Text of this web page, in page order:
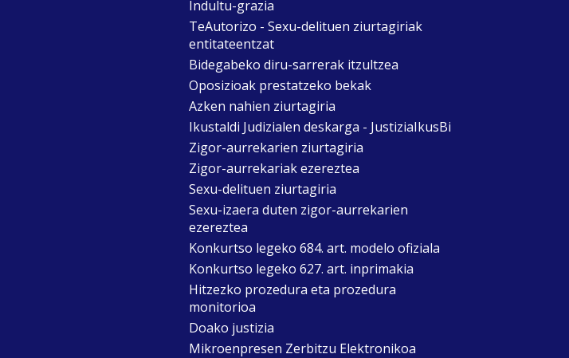
Indultu-grazia
TeAutorizo - Sexu-delituen ziurtagiriak
entitateentzat
Bidegabeko diru-sarrerak itzultzea
Oposizioak prestatzeko bekak
Azken nahien ziurtagiria
Ikustaldi Judizialen deskarga - JustiziaIkusBi
Zigor-aurrekarien ziurtagiria
Zigor-aurrekariak ezereztea
Sexu-delituen ziurtagiria
Sexu-izaera duten zigor-aurrekarien
ezereztea
Konkurtso legeko 684. art. modelo ofiziala
Konkurtso legeko 627. art. inprimakia
Hitzezko prozedura eta prozedura
monitorioa
Doako justizia
Mikroenpresen Zerbitzu Elektronikoa